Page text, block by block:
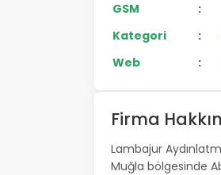
GSM
:
Kategori
:
Web
:
Firma
Lambajur
Muğla bölgesinde